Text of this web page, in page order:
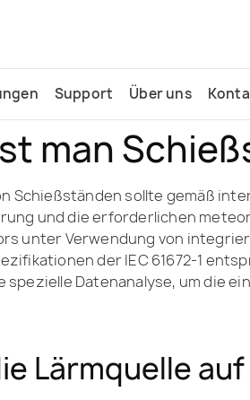
Support Über uns
man
Schießständen sollte gemäß
und die erforderlichen
unter Verwendung von
der IEC 61672-1
spezielle Datenanalyse, um die
Lärmquelle